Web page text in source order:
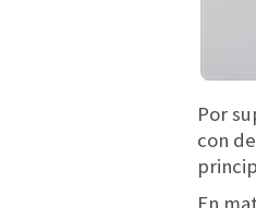
Por
con
En